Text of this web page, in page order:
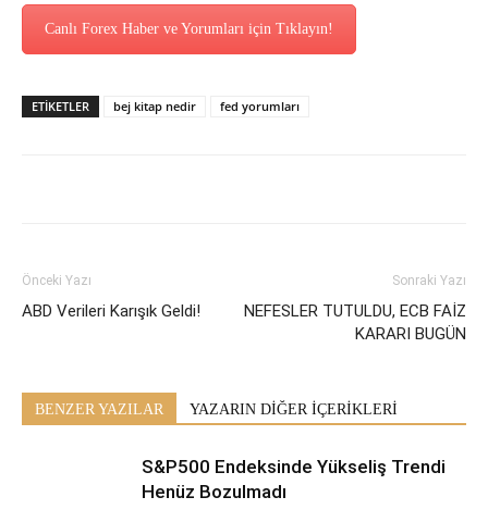
Canlı Forex Haber ve Yorumları için Tıklayın!
ETİKETLER bej kitap nedir fed yorumları
Önceki Yazı
ABD Verileri Karışık Geldi!
Sonraki Yazı
NEFESLER TUTULDU, ECB FAİZ
KARARI BUGÜN
BENZER YAZILAR YAZARIN DİĞER İÇERİKLERİ
S&P500 Endeksinde Yükseliş Trendi
Henüz Bozulmadı